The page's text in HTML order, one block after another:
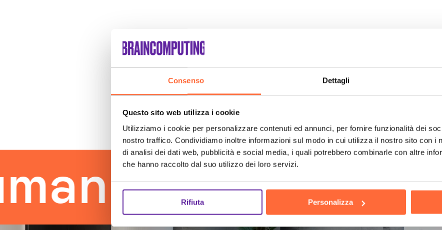
Consenso Dettagli
Questo sito web utilizza i cookie
Utilizziamo i cookie per personalizzare contenuti ed annunci, per fornire funzionalità dei
nostro traffico. Condividiamo inoltre informazioni sul modo in cui utilizza il nostro sito con i
di analisi dei dati web, pubblicità e social media, i quali potrebbero combinarle con altre
che hanno raccolto dal suo utilizzo dei loro servizi.
Rifiuta Personalizza
the